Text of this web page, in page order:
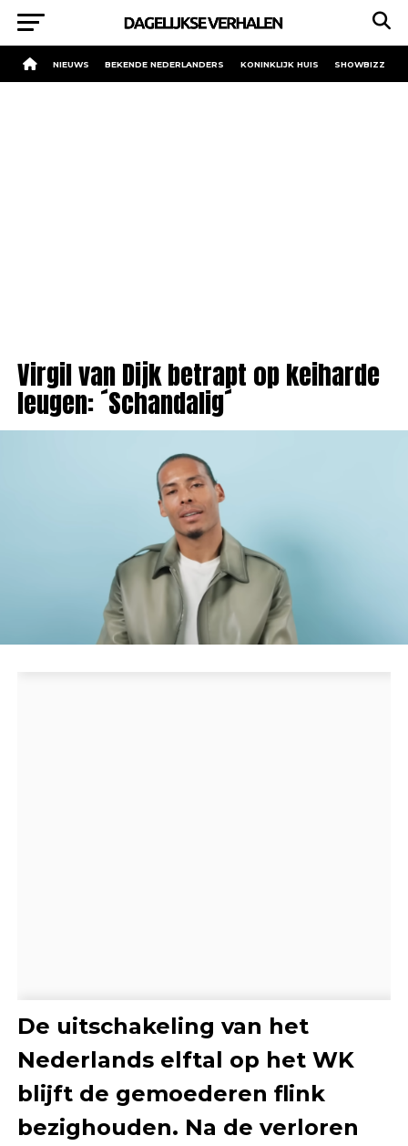
NIEUWS BEKENDE NEDERLANDERS KONINKLIJK HUIS SHOWBIZZ
Virgil van Dijk betrapt op keiharde
leugen: ´Schandalig´
De uitschakeling van het
Nederlands elftal op het WK
blijft de gemoederen flink
bezighouden. Na de verloren